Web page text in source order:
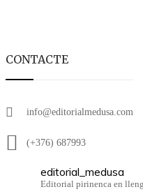
CONTACTE
info@editorialmedusa.com
(+376) 687993
editorial_medusa
Editorial pirinenca en